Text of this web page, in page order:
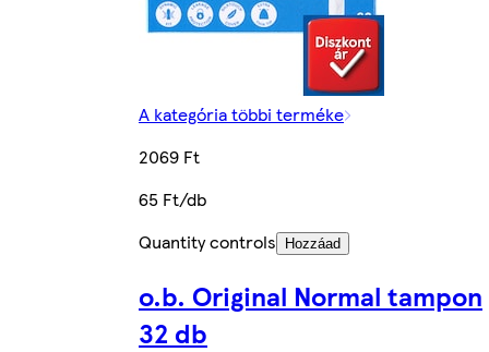
A kategória többi terméke
2069 Ft
65 Ft/db
Quantity controls
Hozzáad
o.b. Original Normal tampon
32 db